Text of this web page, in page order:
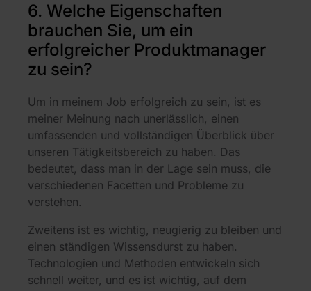
6. Welche Eigenschaften
brauchen Sie, um ein
erfolgreicher Produktmanager
zu sein?
Um in meinem Job erfolgreich zu sein, ist es
meiner Meinung nach unerlässlich, einen
umfassenden und vollständigen Überblick über
unseren Tätigkeitsbereich zu haben. Das
bedeutet, dass man in der Lage sein muss, die
verschiedenen Facetten und Probleme zu
verstehen.
Zweitens ist es wichtig, neugierig zu bleiben und
einen ständigen Wissensdurst zu haben.
Technologien und Methoden entwickeln sich
schnell weiter, und es ist wichtig, auf dem